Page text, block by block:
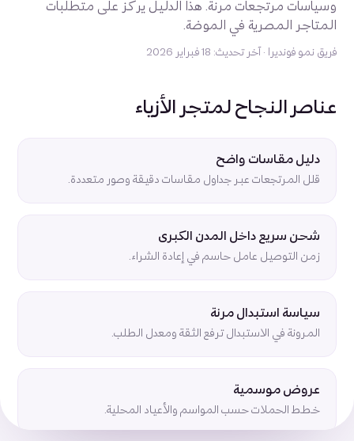
وسياسات مرتجعات مرنة. هذا الدليل يركز على متطلبات
المتاجر المصرية في الموضة.
فريق نمو فونديرا · آخر تحديث: 18 فبراير 2026
عناصر النجاح لمتجر الأزياء
دليل مقاسات واضح
قلل المرتجعات عبر جداول مقاسات دقيقة وصور متعددة.
شحن سريع داخل المدن الكبرى
زمن التوصيل عامل حاسم في إعادة الشراء.
سياسة استبدال مرنة
المرونة في الاستبدال ترفع الثقة ومعدل الطلب.
عروض موسمية
خطط الحملات حسب المواسم والأعياد المحلية.